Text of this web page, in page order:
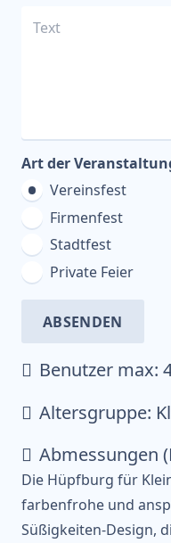
Art der
Vereinsfest
Firmenfest
Stadtfest
Private Feier
ABSENDEN
Benutzer max:
Altersgruppe:
Abmessungen
Die Hüpfburg für
farbenfrohe und
Süßigkeiten-Design,